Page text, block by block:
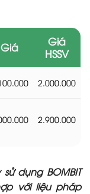
Giá
Giá
HSSV
2.000.000
2.900.000
dụng BOMBIT
với liệu pháp